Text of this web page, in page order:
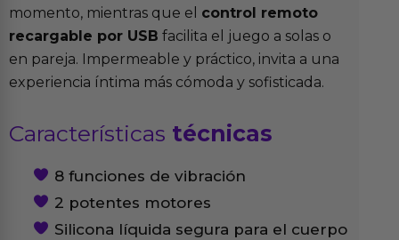
momento, mientras que el control remoto
recargable por USB facilita el juego a solas o
en pareja. Impermeable y práctico, invita a una
experiencia íntima más cómoda y sofisticada.
Características técnicas
8 funciones de vibración
2 potentes motores
Silicona líquida segura para el cuerpo